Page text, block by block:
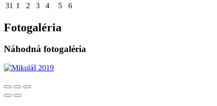
31 1 2 3 4 5 6
Fotogaléria
Náhodná fotogaléria